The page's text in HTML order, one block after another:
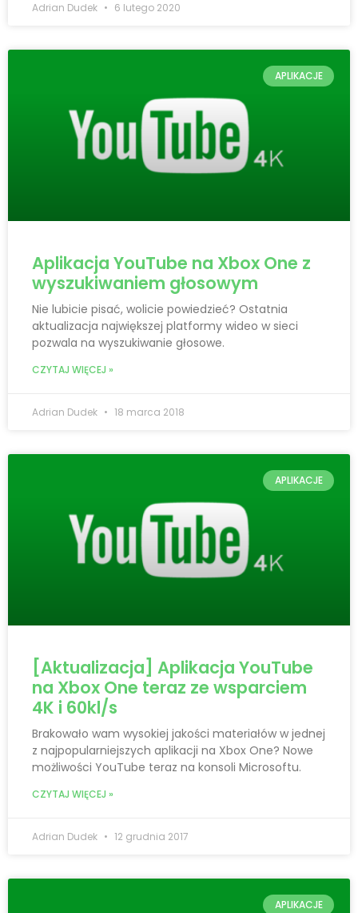
Adrian Dudek 6 lutego 2020
APLIKACJE
Aplikacja YouTube na Xbox One z
wyszukiwaniem głosowym
Nie lubicie pisać, wolicie powiedzieć? Ostatnia
aktualizacja największej platformy wideo w sieci
pozwala na wyszukiwanie głosowe.
CZYTAJ WIĘCEJ »
Adrian Dudek 18 marca 2018
APLIKACJE
[Aktualizacja] Aplikacja YouTube
na Xbox One teraz ze wsparciem
4K i 60kl/s
Brakowało wam wysokiej jakości materiałów w jednej
z najpopularniejszych aplikacji na Xbox One? Nowe
możliwości YouTube teraz na konsoli Microsoftu.
CZYTAJ WIĘCEJ »
Adrian Dudek 12 grudnia 2017
APLIKACJE